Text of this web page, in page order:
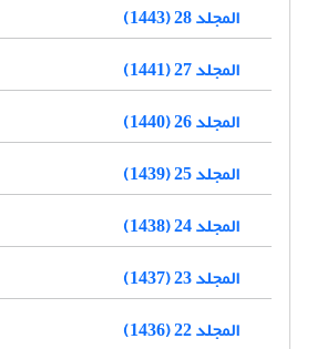
المجلد 28 (1443)
المجلد 27 (1441)
المجلد 26 (1440)
المجلد 25 (1439)
المجلد 24 (1438)
المجلد 23 (1437)
المجلد 22 (1436)